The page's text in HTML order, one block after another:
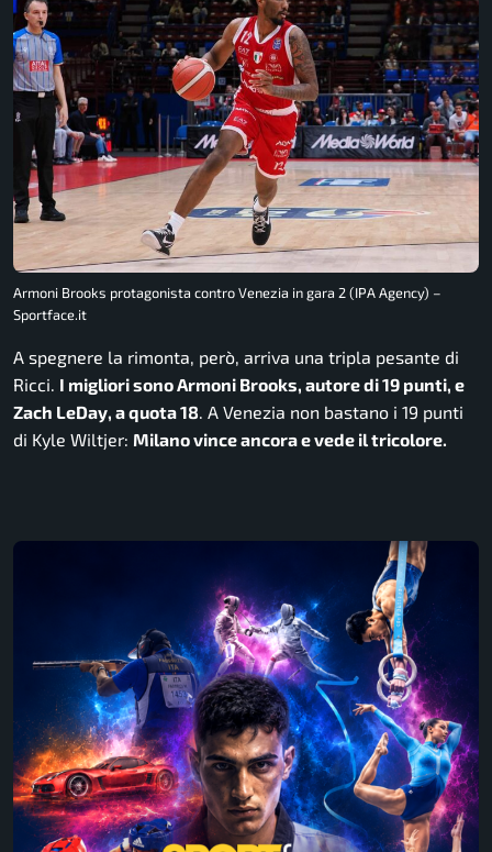
Armoni Brooks protagonista contro Venezia in gara 2 (IPA Agency) –
Sportface.it
A spegnere la rimonta, però, arriva una tripla pesante di
Ricci. I migliori sono Armoni Brooks, autore di 19 punti, e
Zach LeDay, a quota 18. A Venezia non bastano i 19 punti
di Kyle Wiltjer: Milano vince ancora e vede il tricolore.